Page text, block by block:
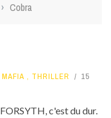
› Cobra
MAFIA , THRILLER
15
c'est du dur.